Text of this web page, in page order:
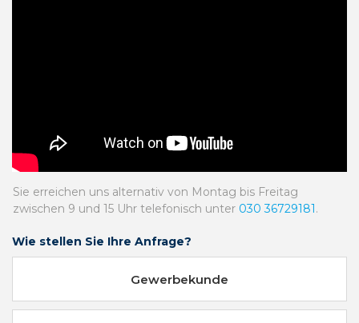
Sie erreichen uns alternativ von Montag bis Freitag
zwischen 9 und 15 Uhr telefonisch unter 030 36729181 .
Wie stellen Sie Ihre Anfrage?
Gewerbekunde